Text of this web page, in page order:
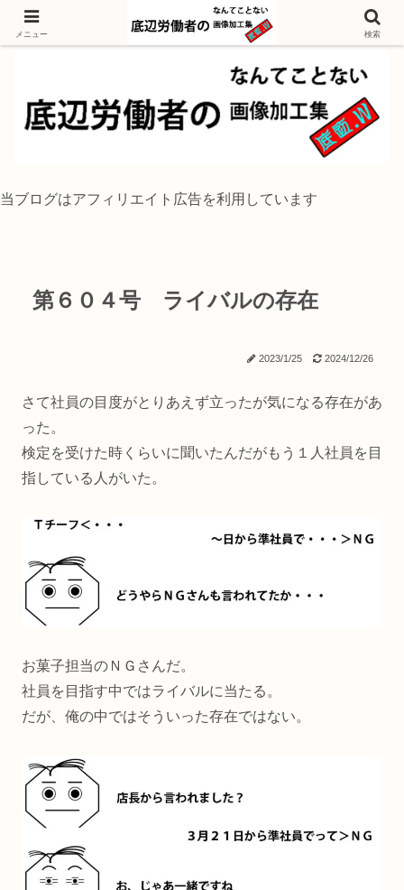
独身底辺おじさんが風景写真をイラスト風に加工するブログ
当ブログはアフィリエイト広告を利用しています
第６０４号 ライバルの存在
2023/1/25 2024/12/26
さて社員の目度がとりあえず立ったが気になる存在があ
った。
検定を受けた時くらいに聞いたんだがもう１人社員を目
指している人がいた。
お菓子担当のＮＧさんだ。
社員を目指す中ではライバルに当たる。
だが、俺の中ではそういった存在ではない。
メニュー 検索